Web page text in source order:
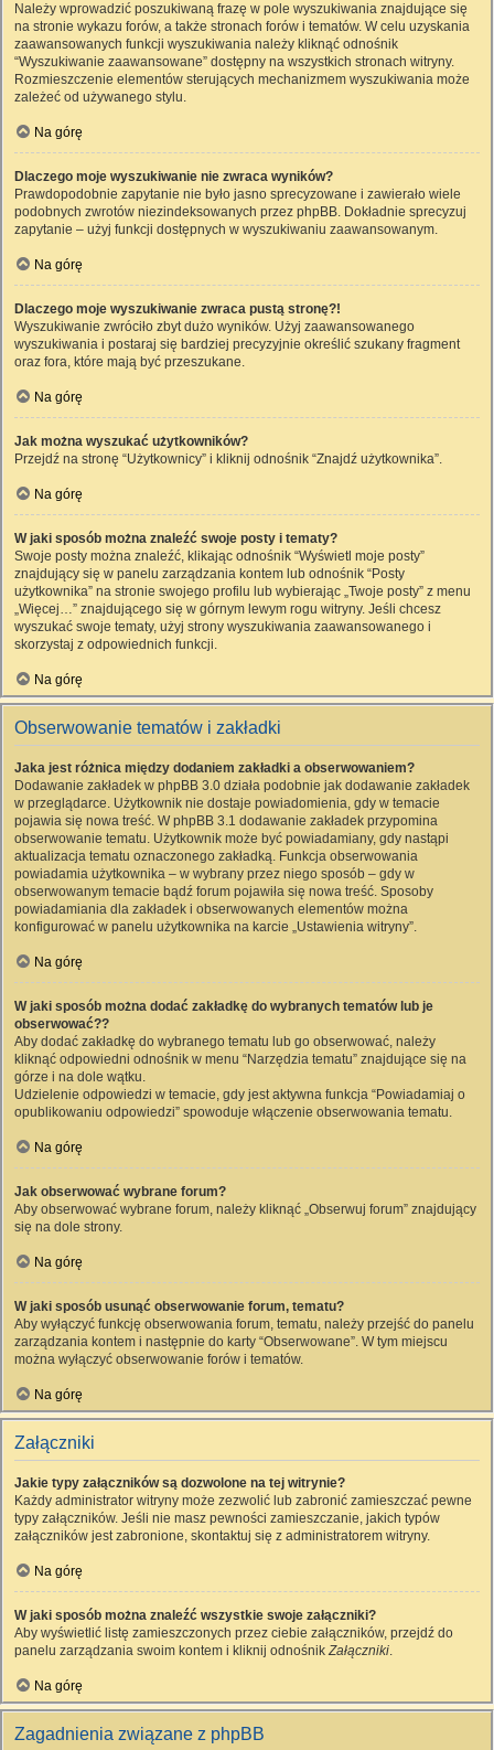
Należy wprowadzić poszukiwaną frazę w pole wyszukiwania znajdujące się
na stronie wykazu forów, a także stronach forów i tematów. W celu uzyskania
zaawansowanych funkcji wyszukiwania należy kliknąć odnośnik
“Wyszukiwanie zaawansowane” dostępny na wszystkich stronach witryny.
Rozmieszczenie elementów sterujących mechanizmem wyszukiwania może
zależeć od używanego stylu.
Na górę
Dlaczego moje wyszukiwanie nie zwraca wyników?
Prawdopodobnie zapytanie nie było jasno sprecyzowane i zawierało wiele
podobnych zwrotów niezindeksowanych przez phpBB. Dokładnie sprecyzuj
zapytanie – użyj funkcji dostępnych w wyszukiwaniu zaawansowanym.
Na górę
Dlaczego moje wyszukiwanie zwraca pustą stronę?!
Wyszukiwanie zwróciło zbyt dużo wyników. Użyj zaawansowanego
wyszukiwania i postaraj się bardziej precyzyjnie określić szukany fragment
oraz fora, które mają być przeszukane.
Na górę
Jak można wyszukać użytkowników?
Przejdź na stronę “Użytkownicy” i kliknij odnośnik “Znajdź użytkownika”.
Na górę
W jaki sposób można znaleźć swoje posty i tematy?
Swoje posty można znaleźć, klikając odnośnik “Wyświetl moje posty”
znajdujący się w panelu zarządzania kontem lub odnośnik “Posty
użytkownika” na stronie swojego profilu lub wybierając „Twoje posty” z menu
„Więcej…” znajdującego się w górnym lewym rogu witryny. Jeśli chcesz
wyszukać swoje tematy, użyj strony wyszukiwania zaawansowanego i
skorzystaj z odpowiednich funkcji.
Na górę
Obserwowanie tematów i zakładki
Jaka jest różnica między dodaniem zakładki a obserwowaniem?
Dodawanie zakładek w phpBB 3.0 działa podobnie jak dodawanie zakładek
w przeglądarce. Użytkownik nie dostaje powiadomienia, gdy w temacie
pojawia się nowa treść. W phpBB 3.1 dodawanie zakładek przypomina
obserwowanie tematu. Użytkownik może być powiadamiany, gdy nastąpi
aktualizacja tematu oznaczonego zakładką. Funkcja obserwowania
powiadamia użytkownika – w wybrany przez niego sposób – gdy w
obserwowanym temacie bądź forum pojawiła się nowa treść. Sposoby
powiadamiania dla zakładek i obserwowanych elementów można
konfigurować w panelu użytkownika na karcie „Ustawienia witryny”.
Na górę
W jaki sposób można dodać zakładkę do wybranych tematów lub je
obserwować??
Aby dodać zakładkę do wybranego tematu lub go obserwować, należy
kliknąć odpowiedni odnośnik w menu “Narzędzia tematu” znajdujące się na
górze i na dole wątku.
Udzielenie odpowiedzi w temacie, gdy jest aktywna funkcja “Powiadamiaj o
opublikowaniu odpowiedzi” spowoduje włączenie obserwowania tematu.
Na górę
Jak obserwować wybrane forum?
Aby obserwować wybrane forum, należy kliknąć „Obserwuj forum” znajdujący
się na dole strony.
Na górę
W jaki sposób usunąć obserwowanie forum, tematu?
Aby wyłączyć funkcję obserwowania forum, tematu, należy przejść do panelu
zarządzania kontem i następnie do karty “Obserwowane”. W tym miejscu
można wyłączyć obserwowanie forów i tematów.
Na górę
Załączniki
Jakie typy załączników są dozwolone na tej witrynie?
Każdy administrator witryny może zezwolić lub zabronić zamieszczać pewne
typy załączników. Jeśli nie masz pewności zamieszczanie, jakich typów
załączników jest zabronione, skontaktuj się z administratorem witryny.
Na górę
W jaki sposób można znaleźć wszystkie swoje załączniki?
Aby wyświetlić listę zamieszczonych przez ciebie załączników, przejdź do
panelu zarządzania swoim kontem i kliknij odnośnikZałączniki.
Na górę
Zagadnienia związane z phpBB